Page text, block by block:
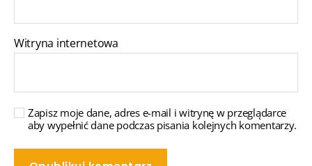
Witryna internetowa
Zapisz moje dane, adres e-mail i witrynę w przeglądarce
aby wypełnić dane podczas pisania kolejnych komentarzy.